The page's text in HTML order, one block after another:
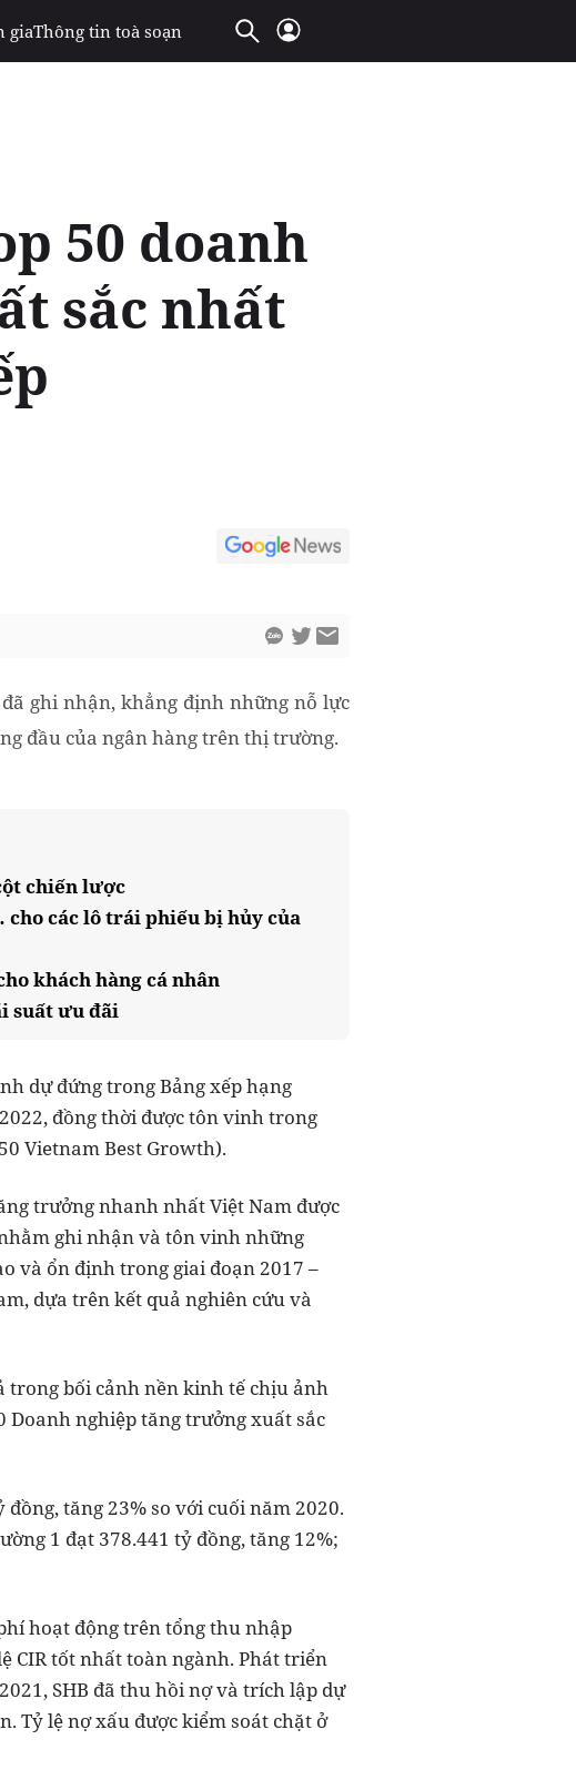
giaThông tin toà soạn
50 doanh
sắc nhất
ghi nhận, khẳng định những nỗ lực
đầu của ngân hàng trên thị trường.
chiến lược
cho các lô trái phiếu bị hủy của
khách hàng cá nhân
suất ưu đãi
dự đứng trong Bảng xếp hạng
đồng thời được tôn vinh trong
Vietnam Best Growth).
trưởng nhanh nhất Việt Nam được
ghi nhận và tôn vinh những
và ổn định trong giai đoạn 2017 –
dựa trên kết quả nghiên cứu và
bối cảnh nền kinh tế chịu ảnh
Doanh nghiệp tăng trưởng xuất sắc
tăng 23% so với cuối năm 2020.
1 đạt 378.441 tỷ đồng, tăng 12%;
hoạt động trên tổng thu nhập
CIR tốt nhất toàn ngành. Phát triển
SHB đã thu hồi nợ và trích lập dự
Tỷ lệ nợ xấu được kiểm soát chặt ở